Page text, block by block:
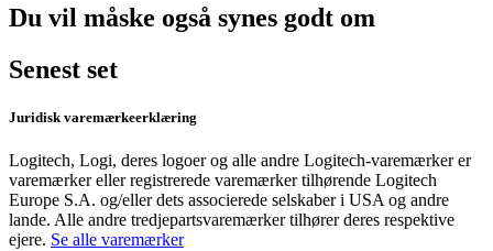
Du vil måske også synes godt om
Senest set
Juridisk varemærkeerklæring
Logitech, Logi, deres logoer og alle andre Logitech-varemærker er
varemærker eller registrerede varemærker tilhørende Logitech
Europe S.A. og/eller dets associerede selskaber i USA og andre
lande. Alle andre tredjepartsvaremærker tilhører deres respektive
ejere. Se alle varemærker